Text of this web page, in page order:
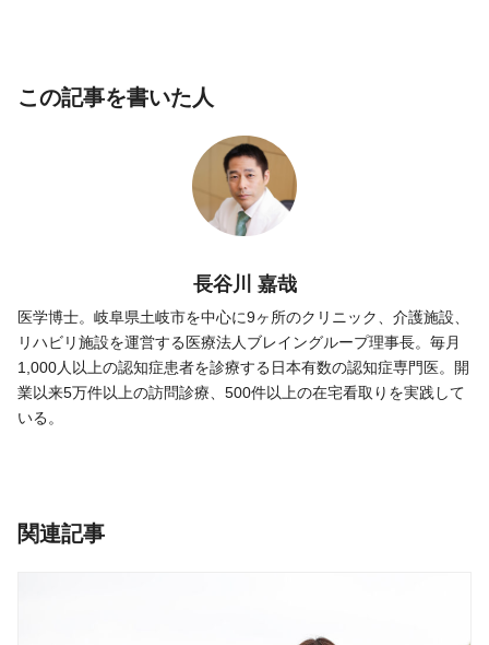
この記事を書いた人
長谷川 嘉哉
医学博士。岐阜県土岐市を中心に9ヶ所のクリニック、介護施設、
リハビリ施設を運営する医療法人ブレイングループ理事長。毎月
1,000人以上の認知症患者を診療する日本有数の認知症専門医。開
業以来5万件以上の訪問診療、500件以上の在宅看取りを実践して
いる。
関連記事